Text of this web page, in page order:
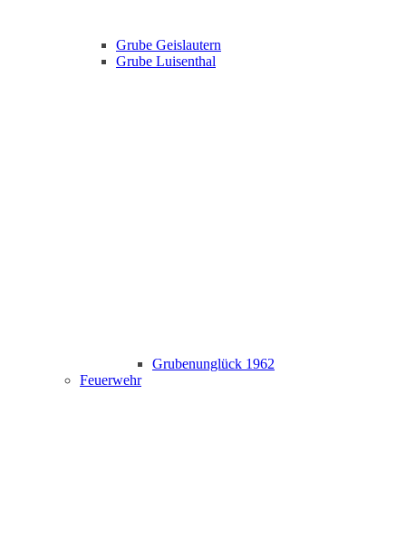
Grube Geislautern
Grube Luisenthal
Grubenunglück 1962
Feuerwehr